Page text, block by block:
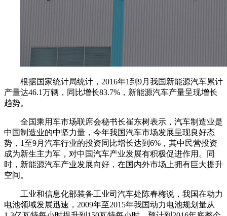
根据国家统计局统计，2016年1到9月我国新能源汽车累计
产量达46.1万辆，同比增长83.7%，新能源汽车产量呈现增长
趋势。
全国乘用车市场联席会秘书长崔东树表示，汽车制造业是
中国制造业的中坚力量，今年我国汽车市场发展呈现良好态
势，1至9月汽车行业的投资同比增长达到6%，其中民营投资
成为新生主力军，对中国汽车产业发展有积极促进作用。同
时，新能源汽车产业发展向好，在国内外市场上拥有巨大提升
空间。
工业和信息化部装备工业司汽车处陈春梅说，我国在动力
电池领域发展迅速，2009年至2015年我国动力电池规划量从